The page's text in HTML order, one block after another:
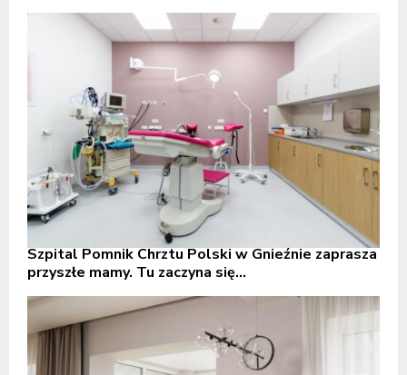
Szpital Pomnik Chrztu Polski w Gnieźnie zaprasza
przyszłe mamy. Tu zaczyna się...